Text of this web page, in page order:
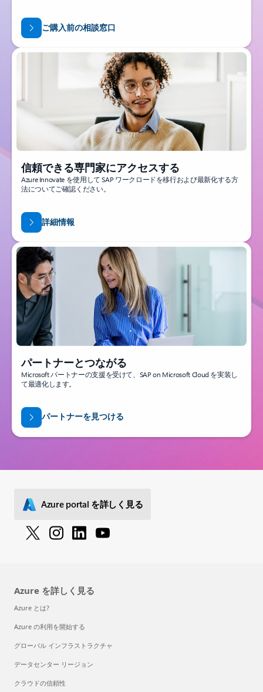
ご購入前の相談窓口
信頼できる専門家にアクセスする
Azure Innovate を使用して SAP ワークロードを移行および最新化する方
法についてご確認ください。
詳細情報
パートナーとつながる
Microsoft パートナーの支援を受けて、SAP on Microsoft Cloud を実装し
て最適化します。
パートナーを見つける
Azure portal を詳しく見る
Azure を詳しく見る
Azure とは?
Azure の利用を開始する
グローバル インフラストラクチャ
データセンター リージョン
クラウドの信頼性